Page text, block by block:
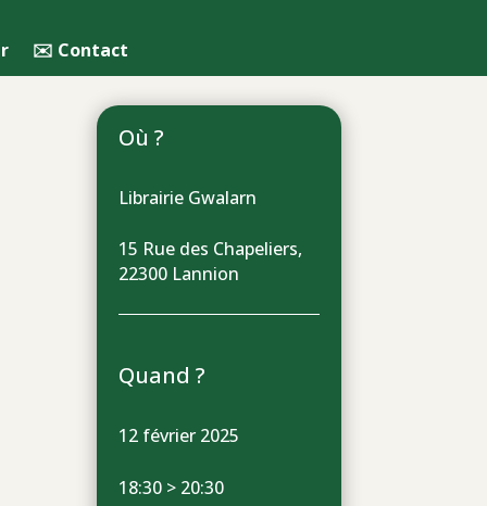
✉️ Contact
Où ?
Librairie Gwalarn
15 Rue des Chapeliers,
22300 Lannion
Quand ?
12 février 2025
18:30 > 20:30